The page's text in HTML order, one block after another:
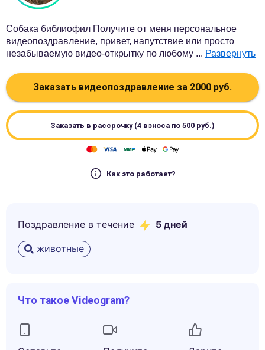
Собака библиофил Получите от меня персональное
видеопоздравление, привет, напутствие или просто
незабываемую видео-открытку по любому ... Развернуть
Заказать видеопоздравление за 2000 руб.
Заказать в рассрочку (4 взноса по 500руб.)
Как это работает?
Поздравление в течение 5 дней
животные
Что такое Videogram?